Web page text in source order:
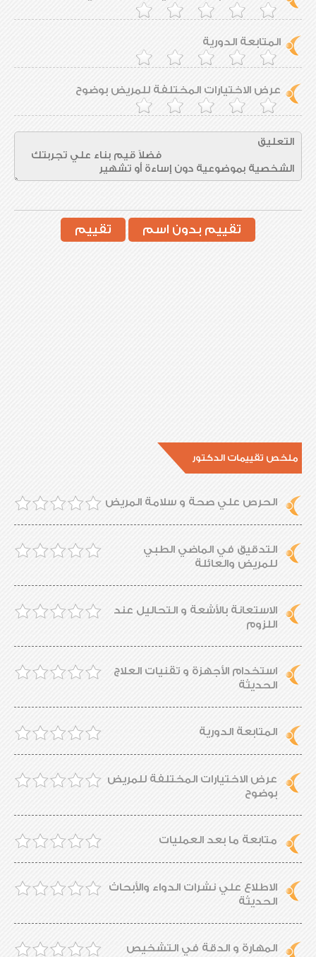
المتابعة الدورية
عرض الاختيارات المختلفة للمريض بوضوح
تقييم بدون اسم تقييم
ملخص تقييمات الدكتور
الحرص علي صحة و سلامة المريض
التدقيق في الماضي الطبي
للمريض والعائلة
الاستعانة بالأشعة و التحاليل عند
اللزوم
استخدام الأجهزة و تقنيات العلاج
الحديثة
المتابعة الدورية
عرض الاختيارات المختلفة للمريض
بوضوح
متابعة ما بعد العمليات
الاطلاع علي نشرات الدواء والأبحاث
الحديثة
المهارة و الدقة في التشخيص